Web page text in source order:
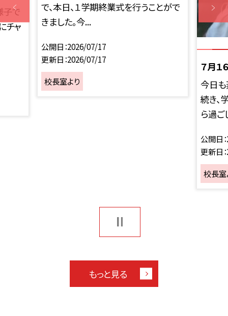
子で
チャ
で、本日、１学期終業式を行うことがで
きました。今...
公開日 2026/07/17
更新日 2026/07/17
校長室より
７月１
今日も
続き、
ら過ご
公開日
更新日
校長室
もっと見る